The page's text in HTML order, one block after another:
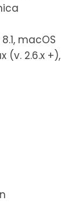
8.1, macOS
(v. 2.6.x +),